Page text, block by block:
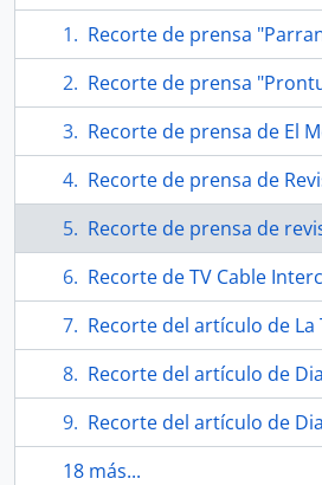
Recorte de prensa
Recorte de prensa "Prontuario de Roberto
Recorte de prensa de El Mercurio "Aranzazú Yankovic y Francisco Melo protagonizan
Recorte de prensa de Revista de libros "Los más
Recorte de prensa de revista Qué Pasa "Lear/Parra style: Sin
Recorte de TV Cable Intercom "Algo tiene
Recorte del artículo de La Tercera "Los cuadernos recuperados
Recorte del artículo de Diario El Centro "Denuncian robo de cuadernos originales del Poeta
Recorte del artículo de Diario Talca "Nicanor Parra : lanzan libro que reúne patrimonio
18 más...